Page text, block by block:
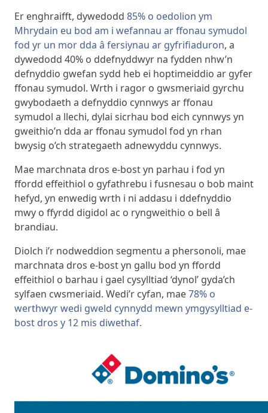
Er enghraifft, dywedodd 85% o oedolion ym
Mhrydain eu bod am i wefannau ar ffonau symudol
fod yr un mor dda â fersiynau ar gyfrifiaduron, a
dywedodd 40% o ddefnyddwyr na fydden nhw’n
defnyddio gwefan sydd heb ei hoptimeiddio ar gyfer
ffonau symudol. Wrth i ragor o gwsmeriaid gyrchu
gwybodaeth a defnyddio cynnwys ar ffonau
symudol a llechi, dylai sicrhau bod eich cynnwys yn
gweithio’n dda ar ffonau symudol fod yn rhan
bwysig o’ch strategaeth adnewyddu cynnwys.
Mae marchnata dros e-bost yn parhau i fod yn
ffordd effeithiol o gyfathrebu i fusnesau o bob maint
hefyd, yn enwedig wrth i ni addasu i ddefnyddio
mwy o ffyrdd digidol ac o ryngweithio o bell â
brandiau.
Diolch i’r nodweddion segmentu a phersonoli, mae
marchnata dros e-bost yn gallu bod yn ffordd
effeithiol o barhau i gael cysylltiad ‘dynol’ gyda’ch
sylfaen cwsmeriaid. Wedi’r cyfan, mae78% o
werthwyr wedi gweld cynnydd mewn ymgysylltiad e-
bost dros y 12 mis diwethaf.